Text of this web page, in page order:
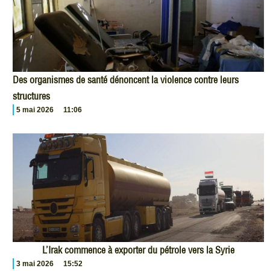
Des organismes de santé dénoncent la violence contre leurs
structures
5 mai 2026 11:06
L’Irak commence à exporter du pétrole vers la Syrie
3 mai 2026 15:52